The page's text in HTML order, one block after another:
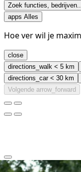
Zoek functies,
apps Alles
Hoe ver wil je
close
directions_walk < 5 km
directions_car< 30 km
Volgende arrow_forward
clear